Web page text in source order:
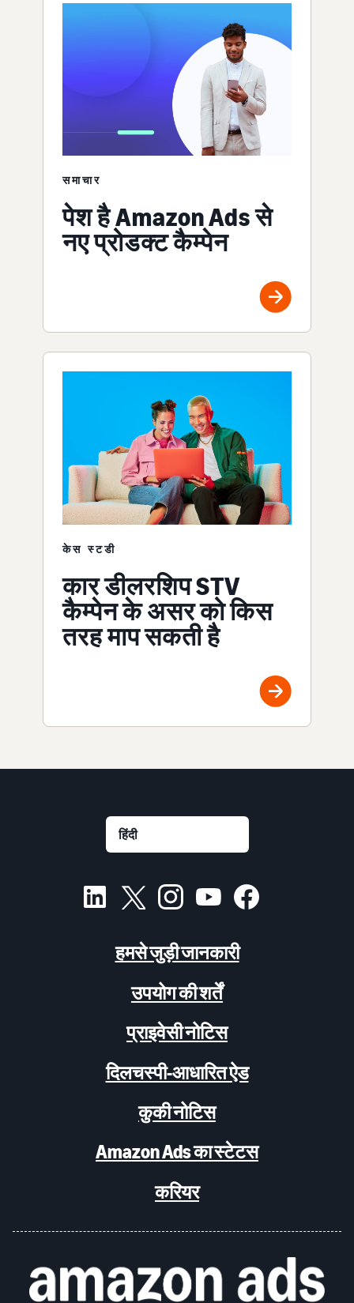
समाचार
पेश है Amazon Ads से
नए प्रोडक्ट कैम्पेन
केस स्टडी
कार डीलरशिप STV
कैम्पेन के असर को किस
तरह माप सकती है
हमसे जुड़ी जानकारी
उपयोग की शर्तें
प्राइवेसी नोटिस
दिलचस्पी-आधारित ऐड
कुकी नोटिस
Amazon Ads का स्टेटस
करियर